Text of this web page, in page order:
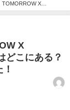
TOMORROW X
発売日もまとめまし
X
どこにある？